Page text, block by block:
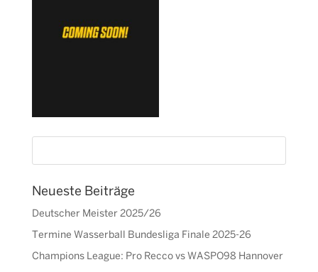
Neueste Beiträge
Deutscher Meister 2025/26
Termine Wasserball Bundesliga Finale 2025-26
Champions League: Pro Recco vs WASPO98 Hannover